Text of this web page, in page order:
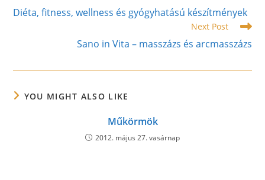
more
articles
Diéta, fitness, wellness és gyógyhatású készítmények
Next Post
Sano in Vita – masszázs és arcmasszázs
YOU MIGHT ALSO LIKE
Műkörmök
2012. május 27. vasárnap